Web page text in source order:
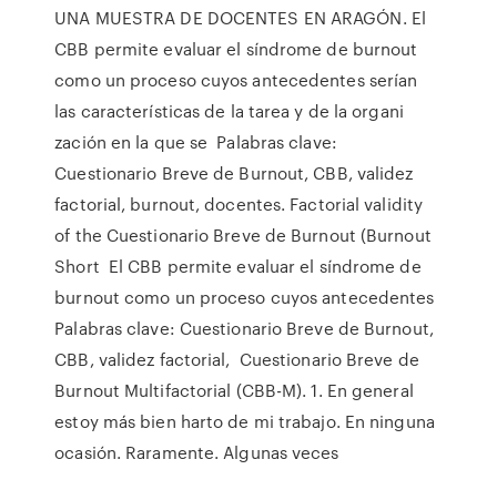
UNA MUESTRA DE DOCENTES EN ARAGÓN. El
CBB permite evaluar el síndrome de burnout
como un proceso cuyos antecedentes serían
las características de la tarea y de la organi
zación en la que se Palabras clave:
Cuestionario Breve de Burnout, CBB, validez
factorial, burnout, docentes. Factorial validity
of the Cuestionario Breve de Burnout (Burnout
Short El CBB permite evaluar el síndrome de
burnout como un proceso cuyos antecedentes
Palabras clave: Cuestionario Breve de Burnout,
CBB, validez factorial, Cuestionario Breve de
Burnout Multifactorial (CBB-M). 1. En general
estoy más bien harto de mi trabajo. En ninguna
ocasión. Raramente. Algunas veces